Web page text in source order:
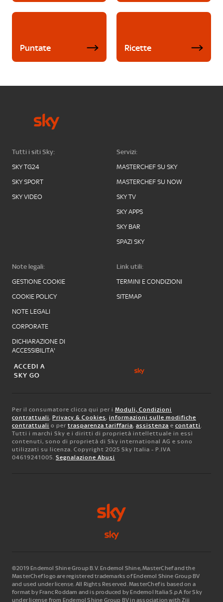
Puntate Ricette
Tutti i siti Sky:
SKY TG24
SKY SPORT
SKY VIDEO
Servizi:
MASTERCHEF SU SKY
MASTERCHEF SU NOW
SKY TV
SKY APPS
SKY BAR
SPAZI SKY
Note legali:
GESTIONE COOKIE
COOKIE POLICY
NOTE LEGALI
CORPORATE
DICHIARAZIONE DI
ACCESSIBILITA'
Link utili:
TERMINI E CONDIZIONI
SITEMAP
ACCEDI A
SKY GO
Per il consumatore clicca qui per i Moduli, Condizioni
contrattuali, Privacy & Cookies, informazioni sulle modifiche
contrattuali o per trasparenza tariffaria, assistenza e contatti.
Tutti i marchi Sky e i diritti di proprietà intellettuale in essi
contenuti, sono di proprietà di Sky international AG e sono
utilizzati su licenza. Copyright 2025 Sky Italia - P.IVA
04619241005. Segnalazione Abusi
©2019 Endemol Shine Group B.V. Endemol Shine, MasterChef and the
MasterChef logo are registered trademarks of Endemol Shine Group BV
and used under license. All Rights Reserved. MasterChef is based on a
format by Franc Roddam and is produced by Endemol Italia S.p.A for Sky
under license from Endemol Shine Group BV in association with Ziji